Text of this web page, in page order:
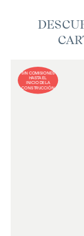
SIN COMISIONES
HASTA EL
INICIO DE LA
CONSTRUCCIÓN